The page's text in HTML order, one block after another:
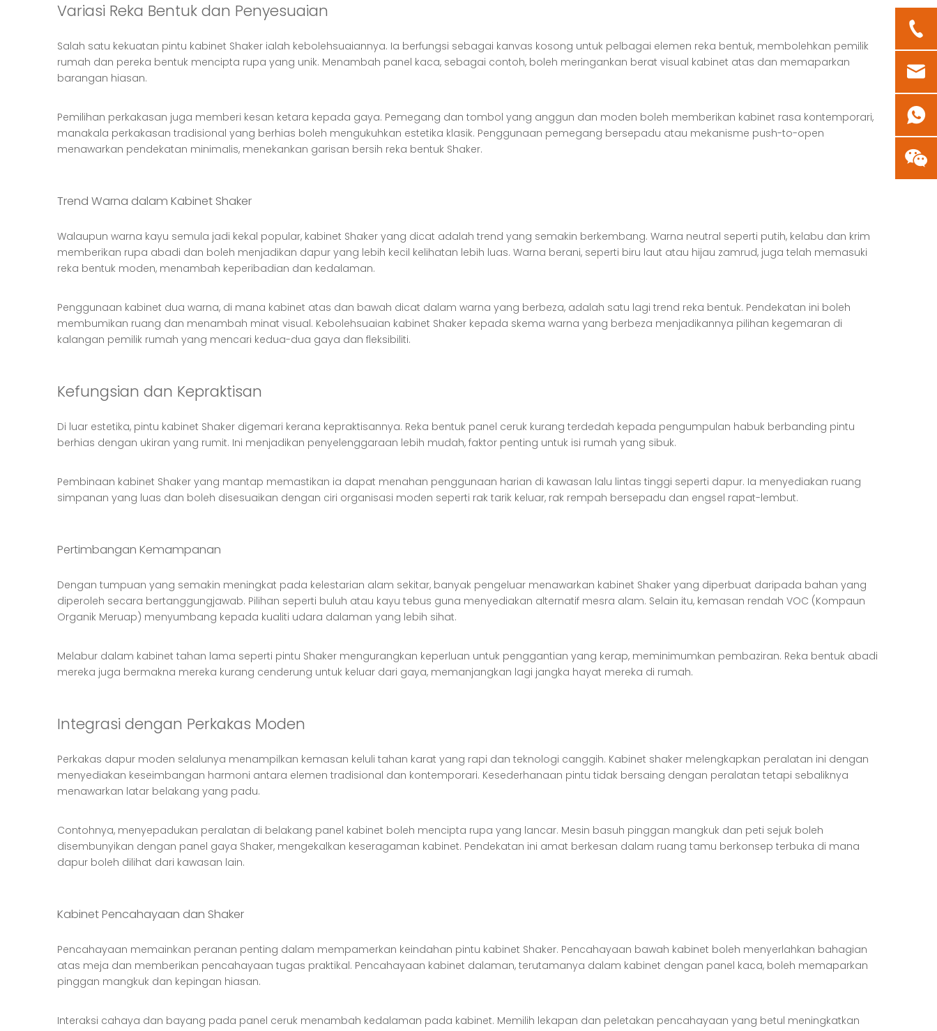
Variasi Reka Bentuk dan Penyesuaian
Salah satu kekuatan pintu kabinet Shaker ialah kebolehsuaiannya. Ia berfungsi sebagai kanvas kosong untuk pelbagai elemen reka bentuk, membolehkan pemilik
rumah dan pereka bentuk mencipta rupa yang unik. Menambah panel kaca, sebagai contoh, boleh meringankan berat visual kabinet atas dan memaparkan
barangan hiasan.
Pemilihan perkakasan juga memberi kesan ketara kepada gaya. Pemegang dan tombol yang anggun dan moden boleh memberikan kabinet rasa kontemporari,
manakala perkakasan tradisional yang berhias boleh mengukuhkan estetika klasik. Penggunaan pemegang bersepadu atau mekanisme push-to-open
menawarkan pendekatan minimalis, menekankan garisan bersih reka bentuk Shaker.
Trend Warna dalam Kabinet Shaker
Walaupun warna kayu semula jadi kekal popular, kabinet Shaker yang dicat adalah trend yang semakin berkembang. Warna neutral seperti putih, kelabu dan krim
memberikan rupa abadi dan boleh menjadikan dapur yang lebih kecil kelihatan lebih luas. Warna berani, seperti biru laut atau hijau zamrud, juga telah memasuki
reka bentuk moden, menambah keperibadian dan kedalaman.
Penggunaan kabinet dua warna, di mana kabinet atas dan bawah dicat dalam warna yang berbeza, adalah satu lagi trend reka bentuk. Pendekatan ini boleh
membumikan ruang dan menambah minat visual. Kebolehsuaian kabinet Shaker kepada skema warna yang berbeza menjadikannya pilihan kegemaran di
kalangan pemilik rumah yang mencari kedua-dua gaya dan fleksibiliti.
Kefungsian dan Kepraktisan
Di luar estetika, pintu kabinet Shaker digemari kerana kepraktisannya. Reka bentuk panel ceruk kurang terdedah kepada pengumpulan habuk berbanding pintu
berhias dengan ukiran yang rumit. Ini menjadikan penyelenggaraan lebih mudah, faktor penting untuk isi rumah yang sibuk.
Pembinaan kabinet Shaker yang mantap memastikan ia dapat menahan penggunaan harian di kawasan lalu lintas tinggi seperti dapur. Ia menyediakan ruang
simpanan yang luas dan boleh disesuaikan dengan ciri organisasi moden seperti rak tarik keluar, rak rempah bersepadu dan engsel rapat-lembut.
Pertimbangan Kemampanan
Dengan tumpuan yang semakin meningkat pada kelestarian alam sekitar, banyak pengeluar menawarkan kabinet Shaker yang diperbuat daripada bahan yang
diperoleh secara bertanggungjawab. Pilihan seperti buluh atau kayu tebus guna menyediakan alternatif mesra alam. Selain itu, kemasan rendah VOC (Kompaun
Organik Meruap) menyumbang kepada kualiti udara dalaman yang lebih sihat.
Melabur dalam kabinet tahan lama seperti pintu Shaker mengurangkan keperluan untuk penggantian yang kerap, meminimumkan pembaziran. Reka bentuk abadi
mereka juga bermakna mereka kurang cenderung untuk keluar dari gaya, memanjangkan lagi jangka hayat mereka di rumah.
Integrasi dengan Perkakas Moden
Perkakas dapur moden selalunya menampilkan kemasan keluli tahan karat yang rapi dan teknologi canggih. Kabinet shaker melengkapkan peralatan ini dengan
menyediakan keseimbangan harmoni antara elemen tradisional dan kontemporari. Kesederhanaan pintu tidak bersaing dengan peralatan tetapi sebaliknya
menawarkan latar belakang yang padu.
Contohnya, menyepadukan peralatan di belakang panel kabinet boleh mencipta rupa yang lancar. Mesin basuh pinggan mangkuk dan peti sejuk boleh
disembunyikan dengan panel gaya Shaker, mengekalkan keseragaman kabinet. Pendekatan ini amat berkesan dalam ruang tamu berkonsep terbuka di mana
dapur boleh dilihat dari kawasan lain.
Kabinet Pencahayaan dan Shaker
Pencahayaan memainkan peranan penting dalam mempamerkan keindahan pintu kabinet Shaker. Pencahayaan bawah kabinet boleh menyerlahkan bahagian
atas meja dan memberikan pencahayaan tugas praktikal. Pencahayaan kabinet dalaman, terutamanya dalam kabinet dengan panel kaca, boleh memaparkan
pinggan mangkuk dan kepingan hiasan.
Interaksi cahaya dan bayang pada panel ceruk menambah kedalaman pada kabinet. Memilih lekapan dan peletakan pencahayaan yang betul meningkatkan